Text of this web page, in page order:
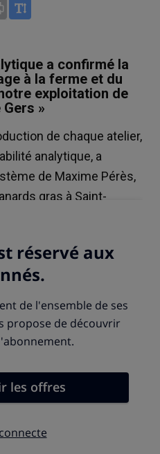
Print
a confirmé la
à la ferme et du
exploitation de
»
de chaque atelier,
analytique, a
de Maxime Pérès,
gras à Saint-